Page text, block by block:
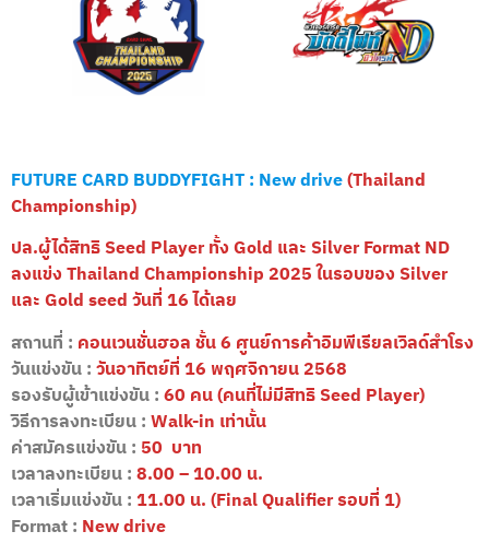
FUTURE CARD BUDDYFIGHT : New drive(Thailand
Championship)
ปล.ผู้ได้สิทธิ Seed Player ทั้ง Gold และ Silver Format ND
ลงแข่ง Thailand Championship 2025 ในรอบของ Silver
และ Gold seed วันที่ 16 ได้เลย
สถานที่ : คอนเวนชั่นฮอล ชั้น 6 ศูนย์การค้าอิมพีเรียลเวิลด์สำโรง
วันแข่งขัน :วันอาทิตย์ที่ 16 พฤศจิกายน 2568
รองรับผู้เข้าแข่งขัน :60 คน (คนที่ไม่มีสิทธิ Seed Player)
วิธีการลงทะเบียน :Walk-in เท่านั้น
ค่าสมัครแข่งขัน : 50 บาท
เวลาลงทะเบียน :8.00 – 10.00 น.
เวลาเริ่มแข่งขัน :11.00 น. (Final Qualifier รอบที่ 1)
Format : New drive